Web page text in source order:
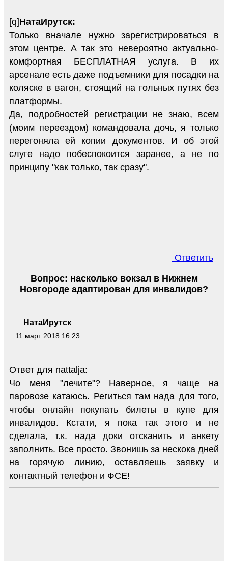
[q]НатаИрутск:
Только вначале нужно зарегистрироваться в
этом центре. А так это невероятно актуально-
комфортная БЕСПЛАТНАЯ услуга. В их
арсенале есть даже подъемники для посадки на
коляске в вагон, стоящий на гольных путях без
платформы.
Да, подробностей регистрации не знаю, всем
(моим переездом) командовала дочь, я только
перегоняла ей копии документов. И об этой
слуге надо побеспокоится заранее, а не по
принципу "как только, так сразу".
Ответить
НатаИрутск
11 март 2018 16:23
Вопрос: насколько вокзал в Нижнем
Новгороде адаптирован для инвалидов?
Ответ для nattalja:
Чо меня "лечите"? Наверное, я чаще на
паровозе катаюсь. Региться там нада для того,
чтобы онлайн покупать билеты в купе для
инвалидов. Кстати, я пока так этого и не
сделала, т.к. нада доки отсканить и анкету
заполнить. Все просто. Звонишь за нескока дней
на горячую линию, оставляешь заявку и
контактный телефон и ФСЕ!